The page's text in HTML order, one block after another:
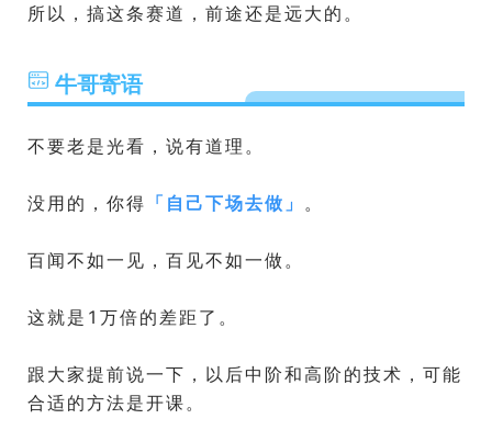
所以，搞这条赛道，前途还是远大的。
牛哥寄语
不要老是光看，说有道理。
没用的，你得 「 自己下场去做 」 。
百闻不如一见，百见不如一做。
这就是1万倍的差距了。
跟大家提前说一下，以后中阶和高阶的技术，可能
合适的方法是开课。